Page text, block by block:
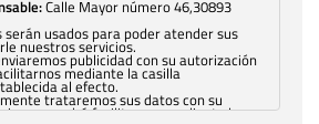
Calle Mayor número 46,30893
serán usados para poder atender sus
nuestros servicios.
publicidad con su autorización
mediante la casilla
al efecto.
trataremos sus datos con su
que podrá facilitarnos mediante la